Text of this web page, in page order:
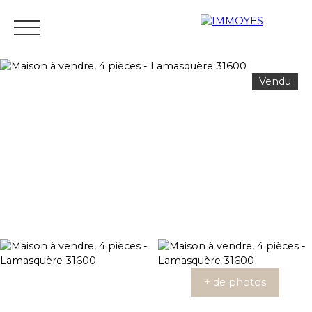
Vendu
+ de photos